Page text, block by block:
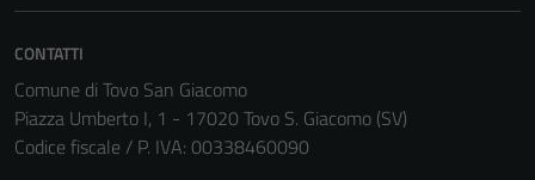
CONTATTI
Comune di Tovo San Giacomo
Piazza Umberto I, 1 - 17020 Tovo S. Giacomo (SV)
Codice fiscale / P. IVA: 00338460090